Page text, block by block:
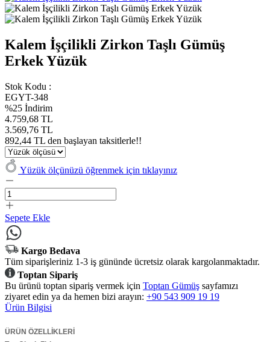
Kalem İşçilikli Zirkon Taşlı Gümüş
Erkek Yüzük
Stok Kodu :
EGYT-348
%25 İndirim
4.759,68 TL
3.569,76 TL
892,44 TL den başlayan taksitlerle!!
Yüzük ölçünüzü öğrenmek için tıklayınız
Sepete Ekle
Kargo Bedava
Tüm siparişleriniz 1-3 iş gününde ücretsiz olarak kargolanmaktadır.
Toptan Sipariş
Bu ürünü toptan sipariş vermek için Toptan Gümüş sayfamızı
ziyaret edin ya da hemen bizi arayın: +90 543 909 19 19
Ürün Bilgisi
ÜRÜN ÖZELLİKLERİ